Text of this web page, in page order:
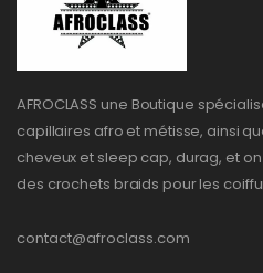
AFROCLASS une Boutique
capillaires afro et métisse, ainsi
cheveux et sleep cap, durag, et
des crochets braids pour les
contact@afroclass.com